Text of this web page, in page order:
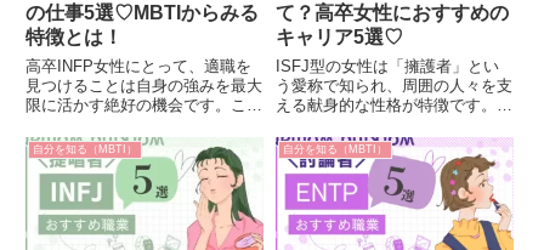
の仕事5選♡MBTIからみる
特徴とは！
高卒INFP女性にとって、適職を
見つけることは自身の強みを最大
限に活かす絶好の機会です。この
特性を活かせるおすすめの職業を
5つ紹介します。自分に合った仕
事を見つけるヒントにしてくださ
い！
て？高卒女性におすすめの
キャリア5選♡
ISFJ型の女性は「擁護者」とい
う愛称で知られ、周囲の人々を支
える献身的な性格が特徴です。本
を活かせる職業を厳選してご紹介
します。特に高卒女性にとって、
キャリアの選択肢が広がるヒント
となる情報をお届けします。...
自分を知る（MBTI） 自分を知る（MBTI）